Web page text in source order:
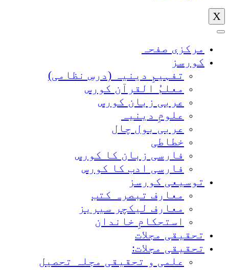
X
مرکزی صفحہ
کورسز
تفہیمِ دینیہ (درسِ نظامی)
معلمُ القرآن کورس
عربی زبان کورس
علومِ دینیہ
عربی بول چال
خطاطی
فارسی زبان کا کورس
فارسی ادب کا کورس
توسیعی کورسز
معارف تبصرہ کتب
معارف لیکچر سیریز
استحکامِ خاندان
تحقیقی مجلات
تحقیقی مجلات:
علمی و تحقیقی مجلہ تحصیل